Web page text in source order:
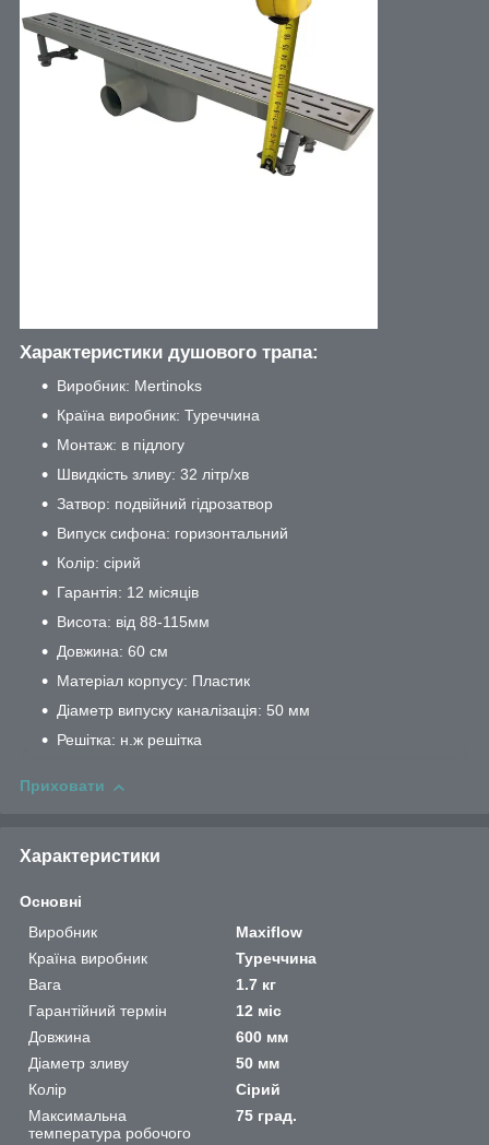
Характеристики душового трапа:
Виробник: Mertinoks
Країна виробник: Туреччина
Монтаж: в підлогу
Швидкість зливу: 32 літр/хв
Затвор: подвійний гідрозатвор
Випуск сифона: горизонтальний
Колір: сірий
Гарантія: 12 місяців
Висота: від 88-115мм
Довжина: 60 см
Матеріал корпусу: Пластик
Діаметр випуску каналізація: 50 мм
Решітка: н.ж решітка
Приховати
Характеристики
Основні
Виробник
Maxiflow
Країна виробник
Туреччина
Вага
1.7 кг
Гарантійний термін
12 міс
Довжина
600 мм
Діаметр зливу
50 мм
Колір
Сірий
Максимальна
температура робочого
75 град.